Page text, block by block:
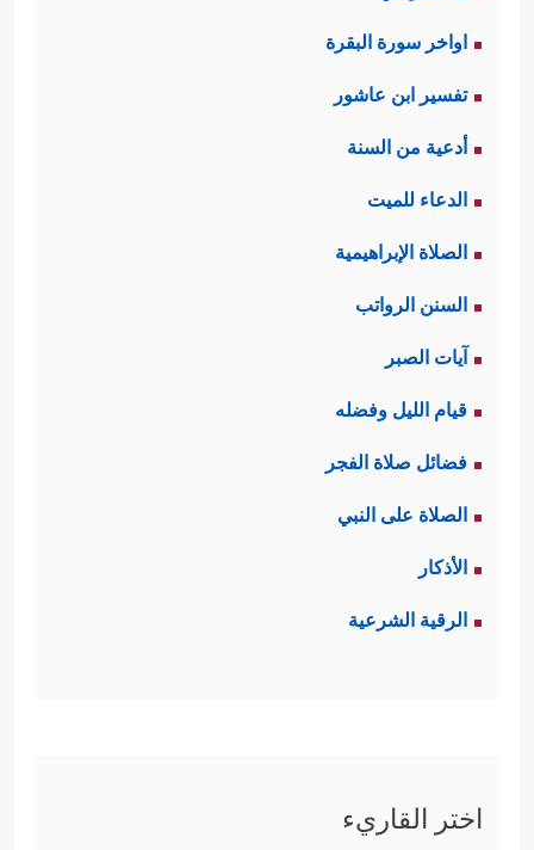
اواخر سورة البقرة
تفسير ابن عاشور
أدعية من السنة
الدعاء للميت
الصلاة الإبراهيمية
السنن الرواتب
آيات الصبر
قيام الليل وفضله
فضائل صلاة الفجر
الصلاة على النبي
الأذكار
الرقية الشرعية
اختر القاريء